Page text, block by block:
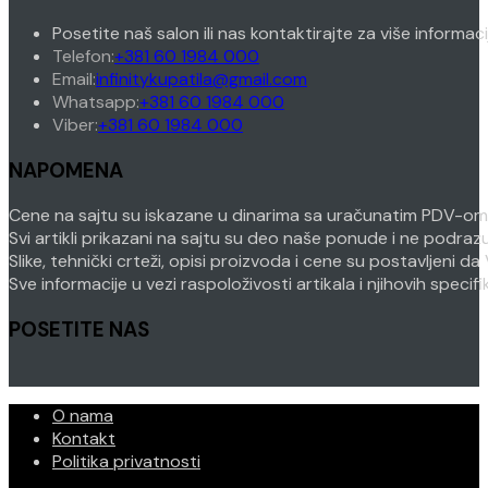
Posetite naš salon ili nas kontaktirajte za više
Telefon:+381 60 1984 000
in
your
Email:infinitykupatila@gmail.com
Whatsapp:+381 60 1984 000
Viber:+381 60 1984 000
NAPOMENA
Cene na sajtu su iskazane u dinarima sa uračunatim PDV-
Svi artikli prikazani na sajtu su deo naše ponude i ne
Slike, tehnički crteži, opisi proizvoda i cene su postavljeni
Sve informacije u vezi raspoloživosti artikala i njihovih
POSETITE NAS
O nama
Kontakt
Politika privatnosti